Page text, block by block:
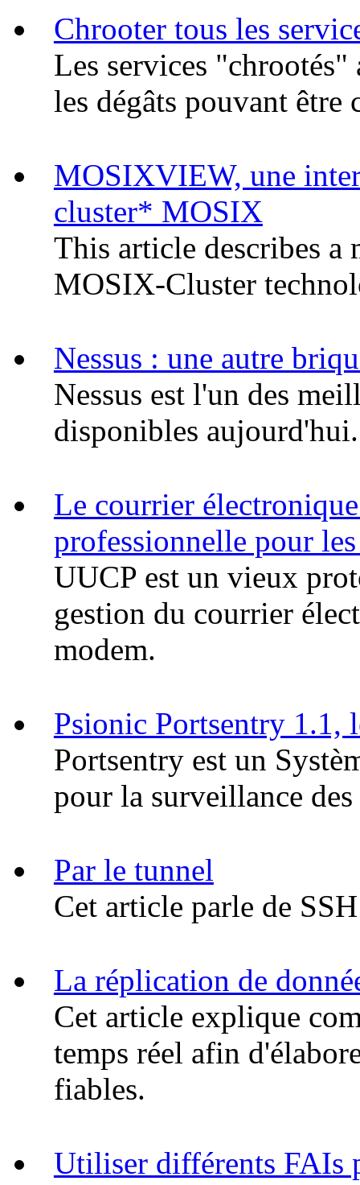
Chrooter tous les
Les services
les dégâts pouvant être
MOSIXVIEW, une
cluster* MOSIX
This article describes a
MOSIX-Cluster
Nessus : une autre
Nessus est l'un des
disponibles aujourd'hui.
Le courrier
professionnelle pour
UUCP est un vieux
gestion du courrier
modem.
Psionic Portsentry 1.1,
Portsentry est un
pour la surveillance
Par le tunnel
Cet article parle de
La réplication de
Cet article explique
temps réel afin
fiables.
Utiliser différents FAIs